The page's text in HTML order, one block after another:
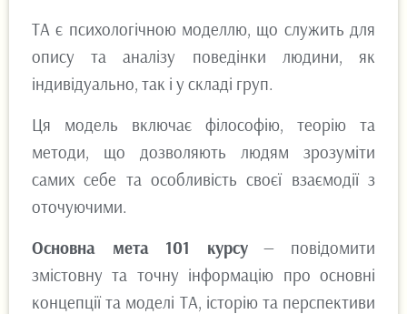
ТА є психологічною моделлю, що служить для
опису та аналізу поведінки людини, як
індивідуально, так і у складі груп.
Ця модель включає філософію, теорію та
методи, що дозволяють людям зрозуміти
самих себе та особливість своєї взаємодії з
оточуючими.
Основна мета 101 курсу— повідомити
змістовну та точну інформацію про основні
концепції та моделі ТА, історію та перспективи